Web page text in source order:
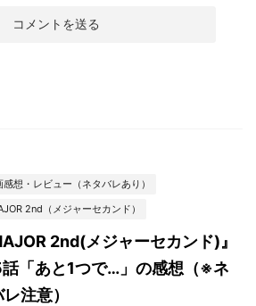
感想・レビュー（ネタバレあり）
2nd（メジャーセカンド）
2nd(メジャーセカンド)』
「あと1つで…」の感想（※ネ
注意）